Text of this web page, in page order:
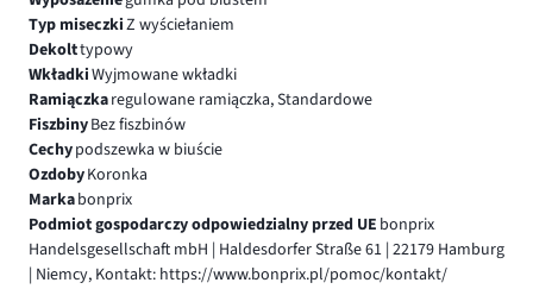
Typ miseczkiZ wyściełaniem
Dekolttypowy
WkładkiWyjmowane wkładki
Ramiączkaregulowane ramiączka, Standardowe
FiszbinyBez fiszbinów
Cechypodszewka w biuście
OzdobyKoronka
Markabonprix
Podmiot gospodarczy odpowiedzialny przed UE bonprix
Handelsgesellschaft mbH | Haldesdorfer Straße 61 | 22179 Hamburg
| Niemcy, Kontakt: https://www.bonprix.pl/pomoc/kontakt/